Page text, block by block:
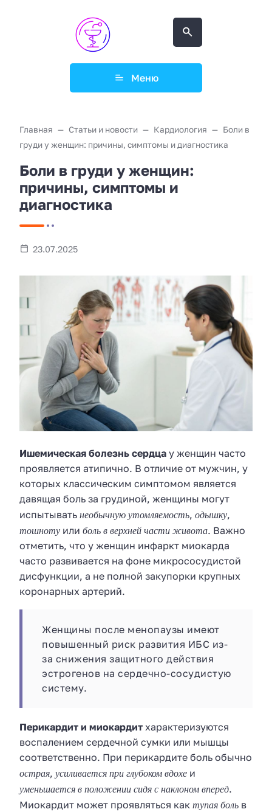
Меню
Главная Статьи и новости Кардиология
Боли в
груди у женщин: причины, симптомы и диагностика
Боли в груди у женщин:
причины, симптомы и
диагностика
23.07.2025
Ишемическая болезнь сердца у женщин часто
проявляется атипично. В отличие от мужчин, у
которых классическим симптомом является
давящая боль за грудиной, женщины могут
испытывать необычную утомляемость, одышку,
тошноту или боль в верхней части живота. Важно
отметить, что у женщин инфаркт миокарда
часто развивается на фоне микрососудистой
дисфункции, а не полной закупорки крупных
коронарных артерий.
Женщины после менопаузы имеют
повышенный риск развития ИБС из-
за снижения защитного действия
эстрогенов на сердечно-сосудистую
систему.
Перикардит и миокардит характеризуются
воспалением сердечной сумки или мышцы
соответственно. При перикардите боль обычно
острая, усиливается при глубоком вдохе и
уменьшается в положении сидя с наклоном вперед.
Миокардит может проявляться как тупая боль в